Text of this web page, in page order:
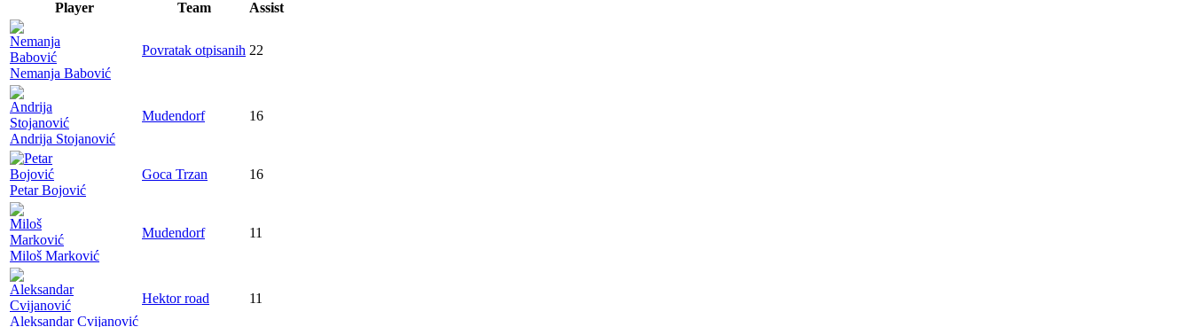
Player Team Assist
Nemanja Babović
Povratak otpisanih 22
Andrija Stojanović
Mudendorf 16
Petar Bojović
Goca Trzan 16
Miloš Marković
Mudendorf 11
Aleksandar Cvijanović
Hektor road 11